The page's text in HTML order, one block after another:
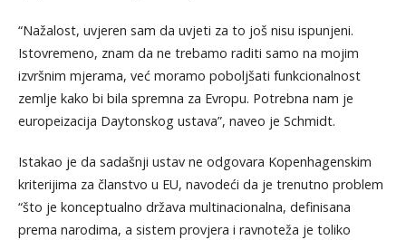
“Nažalost, uvjeren sam da uvjeti za to još nisu ispunjeni.
Istovremeno, znam da ne trebamo raditi samo na mojim
izvršnim mjerama, već moramo poboljšati funkcionalnost
zemlje kako bi bila spremna za Evropu. Potrebna nam je
europeizacija Daytonskog ustava”, naveo je Schmidt.
Istakao je da sadašnji ustav ne odgovara Kopenhagenskim
kriterijima za članstvo u EU, navodeći da je trenutno problem
“što je konceptualno država multinacionalna, definisana
prema narodima, a sistem provjera i ravnoteža je toliko